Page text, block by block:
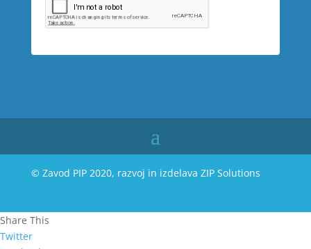
© Zavod PIP 2020, razvoj in izdelava ZIP Solutions
Share This
Twitter